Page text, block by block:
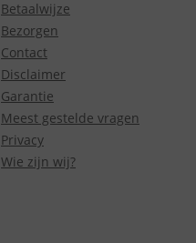
Betaalwijze
Bezorgen
Contact
Disclaimer
Garantie
Meest gestelde vragen
Privacy
Wie zijn wij?